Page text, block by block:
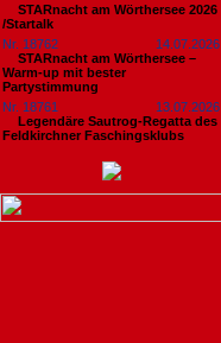
STARnacht am Wörthersee 2026
/Startalk
Nr. 18762
14.07.2026
STARnacht am Wörthersee –
Warm-up mit bester
Partystimmung
Nr. 18761
13.07.2026
Legendäre Sautrog-Regatta des
Feldkirchner Faschingsklubs